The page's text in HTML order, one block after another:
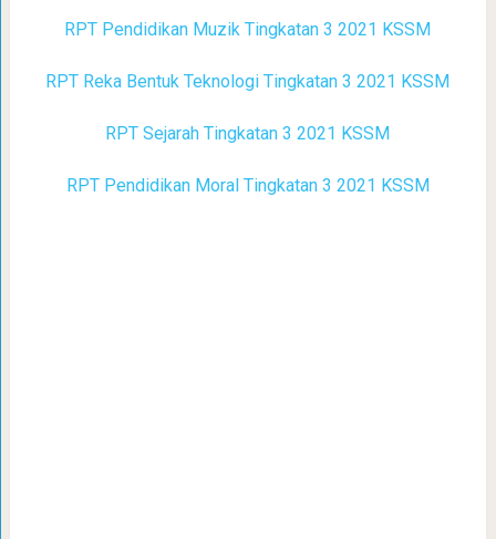
RPT Pendidikan Muzik Tingkatan 3 2021 KSSM
RPT Reka Bentuk Teknologi Tingkatan 3 2021 KSSM
RPT Sejarah Tingkatan 3 2021 KSSM
RPT Pendidikan Moral Tingkatan 3 2021 KSSM